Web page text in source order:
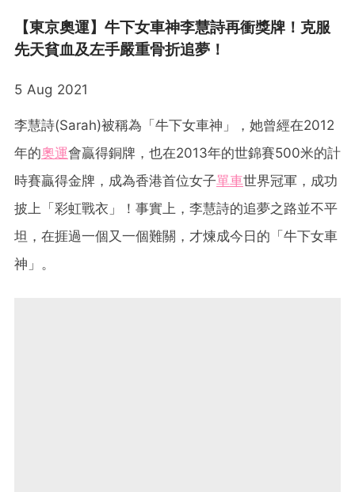
【東京奧運】牛下女車神李慧詩再衝獎牌！克服
先天貧血及左手嚴重骨折追夢！
5 Aug 2021
李慧詩(Sarah)被稱為「牛下女車神」，她曾經在2012
年的奧運會贏得銅牌，也在2013年的世錦賽500米的計
時賽贏得金牌，成為香港首位女子單車世界冠軍，成功
披上「彩虹戰衣」！事實上，李慧詩的追夢之路並不平
坦，在捱過一個又一個難關，才煉成今日的「牛下女車
神」。